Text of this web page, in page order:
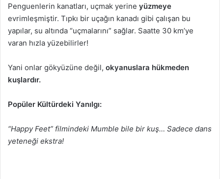
Penguenlerin kanatları, uçmak yerine yüzmeye
evrimleşmiştir. Tıpkı bir uçağın kanadı gibi çalışan bu
yapılar, su altında “uçmalarını” sağlar. Saatte 30 km’ye
varan hızla yüzebilirler!
Yani onlar gökyüzüne değil, okyanuslara hükmeden
kuşlardır.
Popüler Kültürdeki Yanılgı:
“Happy Feet” filmindeki Mumble bile bir kuş… Sadece dans
yeteneği ekstra!